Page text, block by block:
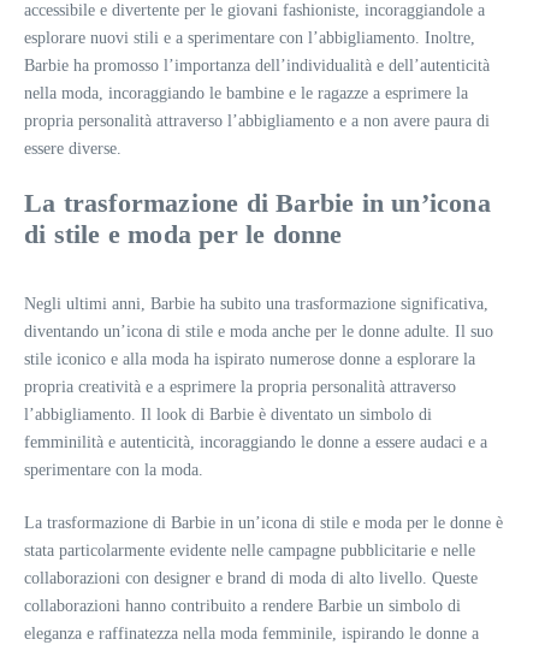
accessibile e divertente per le giovani fashioniste, incoraggiandole a
esplorare nuovi stili e a sperimentare con l’abbigliamento. Inoltre,
Barbie ha promosso l’importanza dell’individualità e dell’autenticità
nella moda, incoraggiando le bambine e le ragazze a esprimere la
propria personalità attraverso l’abbigliamento e a non avere paura di
essere diverse.
La trasformazione di Barbie in un’icona
di stile e moda per le donne
Negli ultimi anni, Barbie ha subito una trasformazione significativa,
diventando un’icona di stile e moda anche per le donne adulte. Il suo
stile iconico e alla moda ha ispirato numerose donne a esplorare la
propria creatività e a esprimere la propria personalità attraverso
l’abbigliamento. Il look di Barbie è diventato un simbolo di
femminilità e autenticità, incoraggiando le donne a essere audaci e a
sperimentare con la moda.
La trasformazione di Barbie in un’icona di stile e moda per le donne è
stata particolarmente evidente nelle campagne pubblicitarie e nelle
collaborazioni con designer e brand di moda di alto livello. Queste
collaborazioni hanno contribuito a rendere Barbie un simbolo di
eleganza e raffinatezza nella moda femminile, ispirando le donne a